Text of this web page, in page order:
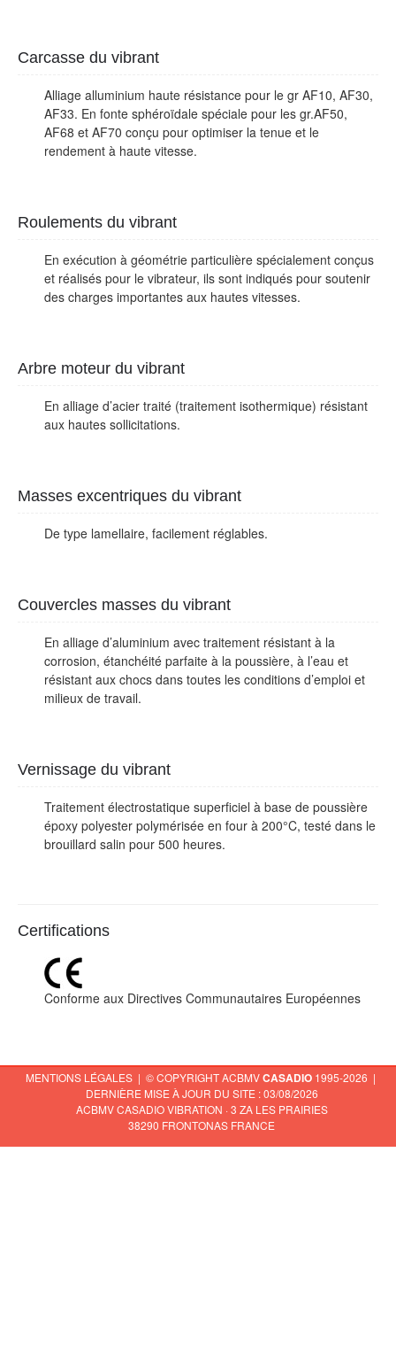
Carcasse du vibrant
Alliage alluminium haute résistance pour le gr AF10, AF30,
AF33. En fonte sphéroïdale spéciale pour les gr.AF50,
AF68 et AF70 conçu pour optimiser la tenue et le
rendement à haute vitesse.
Roulements du vibrant
En exécution à géométrie particulière spécialement conçus
et réalisés pour le vibrateur, ils sont indiqués pour soutenir
des charges importantes aux hautes vitesses.
Arbre moteur du vibrant
En alliage d’acier traité (traitement isothermique) résistant
aux hautes sollicitations.
Masses excentriques du vibrant
De type lamellaire, facilement réglables.
Couvercles masses du vibrant
En alliage d’aluminium avec traitement résistant à la
corrosion, étanchéité parfaite à la poussière, à l’eau et
résistant aux chocs dans toutes les conditions d’emploi et
milieux de travail.
Vernissage du vibrant
Traitement électrostatique superficiel à base de poussière
époxy polyester polymérisée en four à 200°C, testé dans le
brouillard salin pour 500 heures.
Certifications
Conforme aux Directives Communautaires Européennes
MENTIONS LÉGALES| © COPYRIGHT ACBMVCASADIO1995-2026 |
DERNIÈRE MISE À JOUR DU SITE : 03/08/2026
ACBMV CASADIO VIBRATION · 3 ZA LES PRAIRIES
38290 FRONTONAS FRANCE